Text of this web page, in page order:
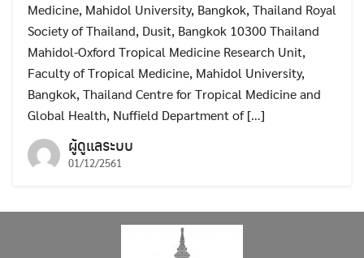
Medicine, Mahidol University, Bangkok, Thailand Royal
Society of Thailand, Dusit, Bangkok 10300 Thailand
Mahidol-Oxford Tropical Medicine Research Unit,
Faculty of Tropical Medicine, Mahidol University,
Bangkok, Thailand Centre for Tropical Medicine and
Global Health, Nuffield Department of […]
ผู้ดูแลระบบ
01/12/2561